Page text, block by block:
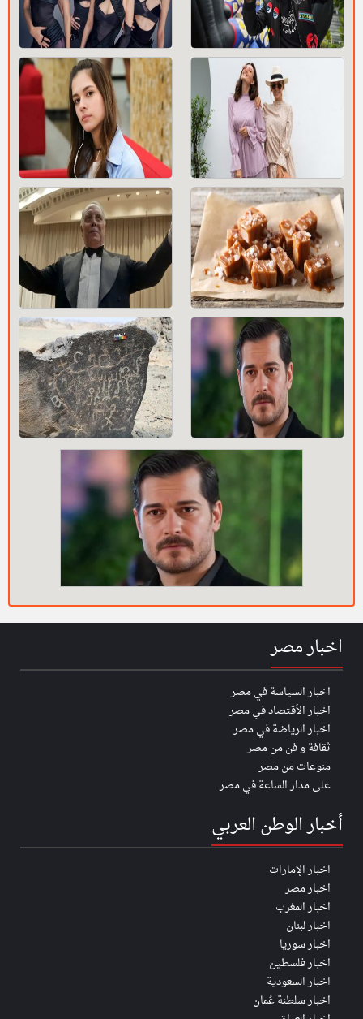
اخبار مصر
اخبار السياسة في مصر
اخبار الأقتصاد في مصر
اخبار الرياضة في مصر
ثقافة و فن من مصر
منوعات من مصر
على مدار الساعة في مصر
أخبار الوطن العربي
اخبار الإمارات
اخبار مصر
اخبار المغرب
اخبار لبنان
اخبار سوريا
اخبار فلسطين
اخبار السعودية
اخبار سلطنة عُمان